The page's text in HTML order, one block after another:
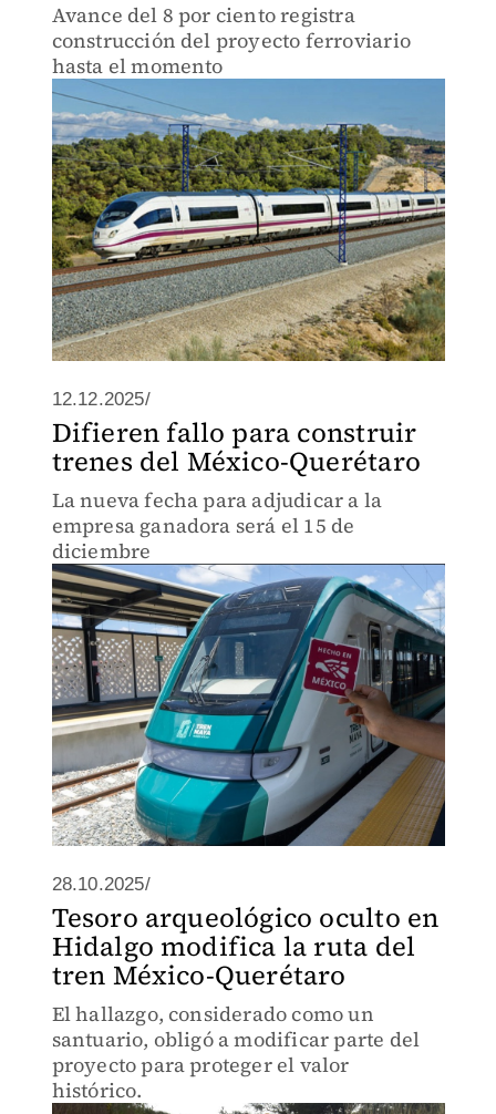
Avance del 8 por ciento registra
construcción del proyecto ferroviario
hasta el momento
12.12.2025/
Difieren fallo para construir
trenes del México-Querétaro
La nueva fecha para adjudicar a la
empresa ganadora será el 15 de
diciembre
28.10.2025/
Tesoro arqueológico oculto en
Hidalgo modifica la ruta del
tren México-Querétaro
El hallazgo, considerado como un
santuario, obligó a modificar parte del
proyecto para proteger el valor
histórico.